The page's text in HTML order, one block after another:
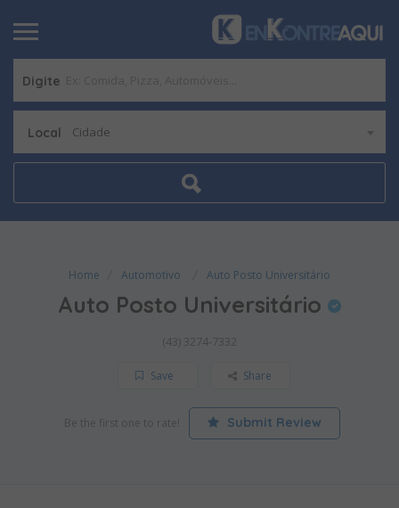
Digite
Local Cidade
Home Automotivo Auto Posto Universitário
Auto Posto Universitário
(43) 3274-7332
Save Share
Be the first one to rate! Submit Review